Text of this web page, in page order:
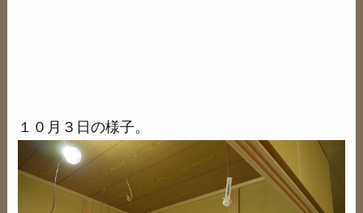
１０月３日の様子。